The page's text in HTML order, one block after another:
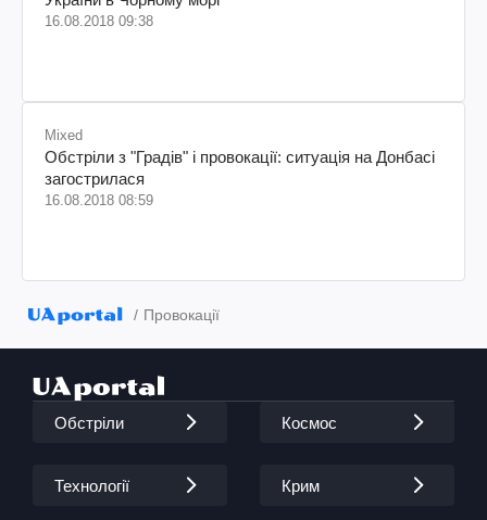
16.08.2018 09:38
Mixed
Обстріли з "Градів" і провокації: ситуація на Донбасі
загострилася
16.08.2018 08:59
Провокації
Обстріли Космос
Технології Крим